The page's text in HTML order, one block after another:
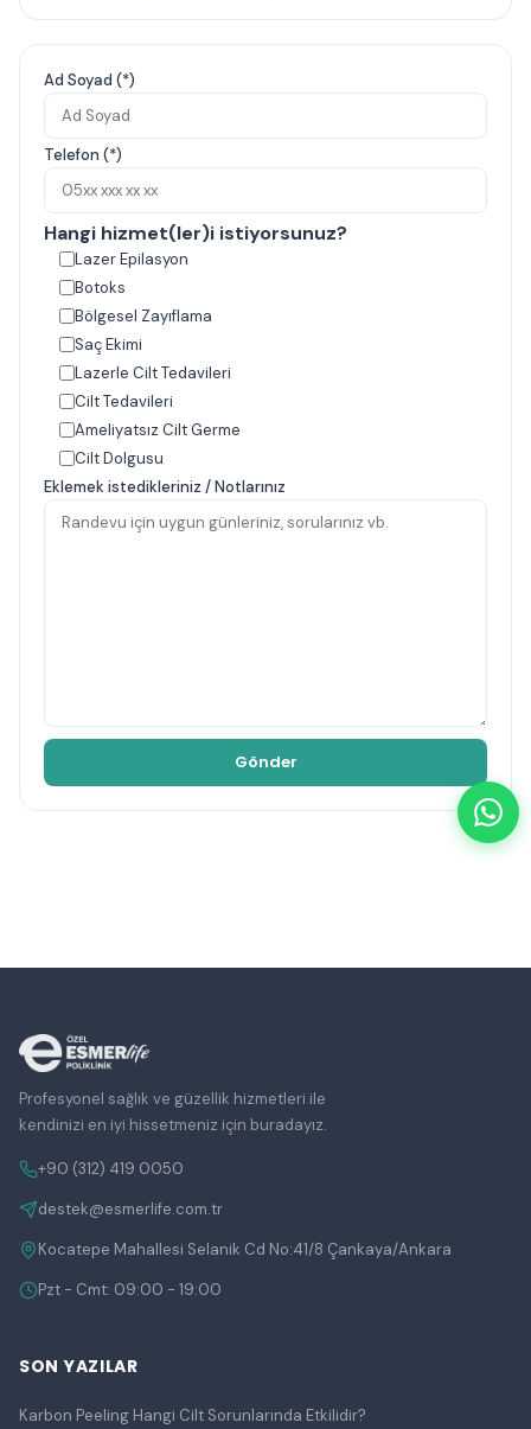
Ad Soyad (*)
Telefon (*)
Hangi hizmet(ler)i istiyorsunuz?
Lazer Epilasyon
Botoks
Bölgesel Zayıflama
Saç Ekimi
Lazerle Cilt Tedavileri
Cilt Tedavileri
Ameliyatsız Cilt Germe
Cilt Dolgusu
Eklemek istedikleriniz / Notlarınız
Profesyonel sağlık ve güzellik hizmetleri ile
kendinizi en iyi hissetmeniz için buradayız.
+90 (312) 419 0050
destek@esmerlife.com.tr
Kocatepe Mahallesi Selanik Cd No:41/8 Çankaya/Ankara
Pzt - Cmt: 09:00 - 19:00
SON YAZILAR
Karbon Peeling Hangi Cilt Sorunlarında Etkilidir?